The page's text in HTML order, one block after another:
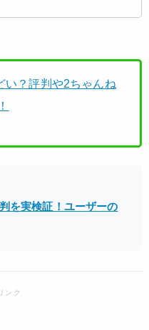
い？評判や2ちゃんね
を実検証！ユーザーの